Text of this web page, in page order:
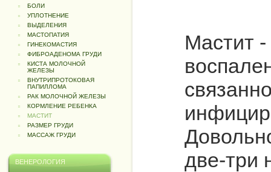
БОЛИ
УПЛОТНЕНИЕ
ВЫДЕЛЕНИЯ
МАСТОПАТИЯ
ГИНЕКОМАСТИЯ
ФИБРОАДЕНОМА ГРУДИ
КИСТА МОЛОЧНОЙ
ЖЕЛЕЗЫ
ВНУТРИПРОТОКОВАЯ
ПАПИЛЛОМА
РАК МОЛОЧНОЙ ЖЕЛЕЗЫ
КОРМЛЕНИЕ РЕБЕНКА
МАСТИТ
РАЗМЕР ГРУДИ
МАССАЖ ГРУДИ
ВЕНЕРОЛОГИЯ
Мастит -
две-три